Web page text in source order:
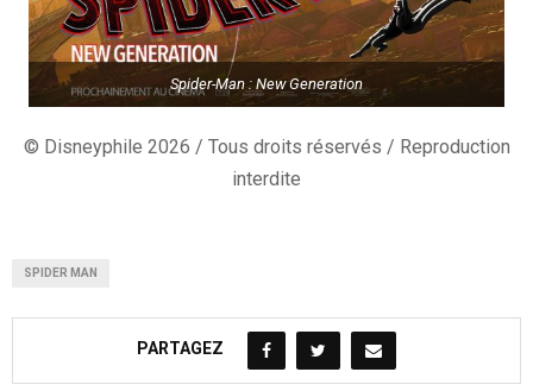
Spider-Man : New Generation
© Disneyphile 2026 / Tous droits réservés / Reproduction
interdite
SPIDER MAN
PARTAGEZ